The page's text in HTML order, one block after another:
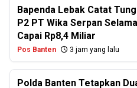
Bapenda Lebak Catat
P2 PT Wika Serpan
Capai Rp8,4 Miliar
Pos Banten 3 jam yang lalu
Polda Banten Tetapkan